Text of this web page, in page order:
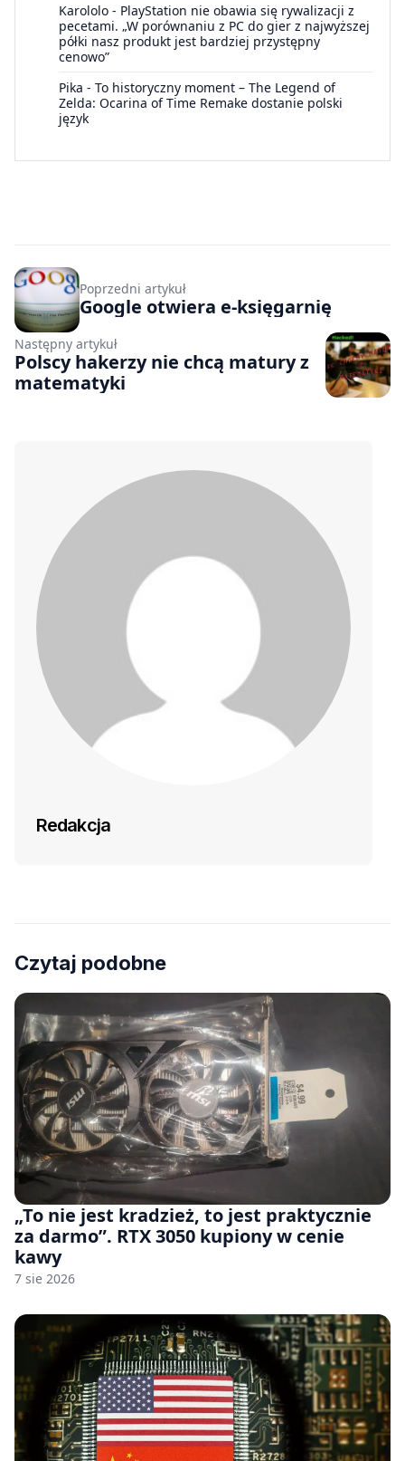
Karololo - PlayStation nie obawia się rywalizacji z
pecetami. „W porównaniu z PC do gier z najwyższej
półki nasz produkt jest bardziej przystępny
cenowo”
Pika - To historyczny moment – The Legend of
Zelda: Ocarina of Time Remake dostanie polski
język
Poprzedni artykuł
Google otwiera e-księgarnię
Następny artykuł
Polscy hakerzy nie chcą matury z
matematyki
Redakcja
Czytaj podobne
„To nie jest kradzież, to jest praktycznie
za darmo”. RTX 3050 kupiony w cenie
kawy
7 sie 2026